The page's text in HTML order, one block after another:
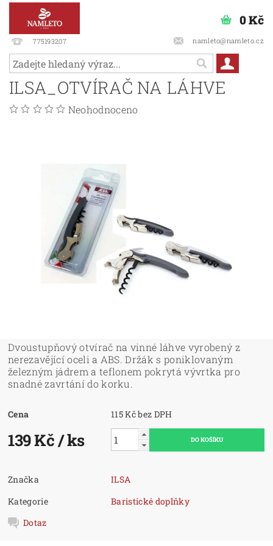
775193207 namleto@namleto.cz
0 Kč
ILSA_OTVÍRAČ NA LÁHVE
Neohodnoceno
Dvoustupňový otvírač na vinné láhve vyrobený z
nerezavějící oceli a ABS. Držák s poniklovaným
železným jádrem a teflonem pokrytá vývrtka pro
snadné zavrtání do korku.
Cena 115 Kč bez DPH
139 Kč/ ks
Značka
ILSA
Kategorie
Baristické doplňky
Dotaz